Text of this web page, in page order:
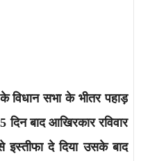
विधान सभा के भीतर पहाड़
दिन बाद आखिरकार रविवार
दे दिया उसके बाद